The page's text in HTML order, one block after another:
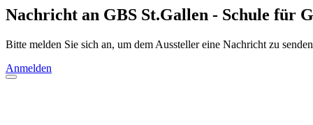
Nachricht an GBS St.Gallen - Schule für
Bitte melden Sie sich an, um dem Aussteller eine Nachricht zu
Anmelden